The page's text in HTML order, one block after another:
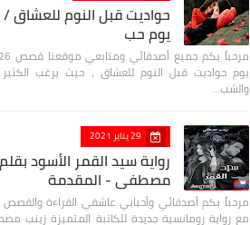
يوم حب
يوم حواديت قبل النوم للعشاق ، حيث يرغب
والشب…
29 يناير 2021
رواية سيد القمر الأسود
مصطفي - المقدمة
مرحباً بكم أصدقائي وأحبابي عاشقي القراءة والقصص
مع رواية رومانسية جديدة للكاتبة المتميزة زينب